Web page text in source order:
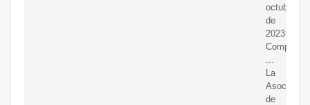
octubre
de
2023
Compartir
La
Asociación
de